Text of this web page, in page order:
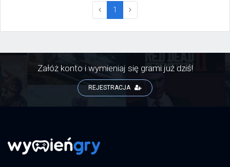
1 (current)
Załóż konto i wymieniaj się grami już dziś!
REJESTRACJA